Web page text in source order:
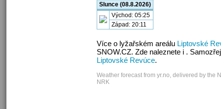
Slunce (08.8.2026)
Východ: 05:25
Západ: 20:11
Více o lyžařském areálu Liptovské
SNOW.CZ. Zde naleznete i .
Liptovské Revúce.
Weather forecast from yr.no, delivered by the
NRK